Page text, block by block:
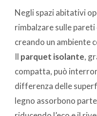
Negli spazi abitativi
rimbalzare sulle
creando un ambiente
Il parquet isolante,
compatta, può
differenza delle
legno assorbono